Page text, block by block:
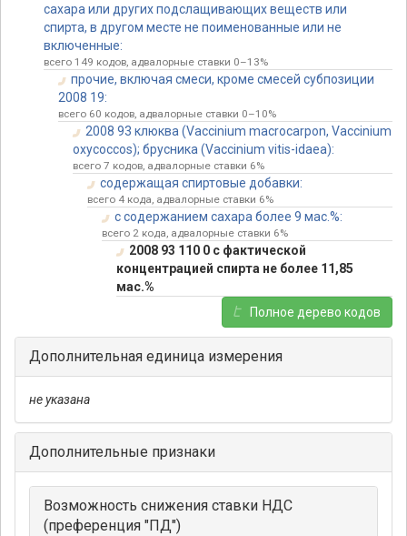
сахара или других подслащивающих веществ или
спирта, в другом месте не поименованные или не
включенные:
всего 149 кодов, адвалорные ставки 0–13%
прочие, включая смеси, кроме смесей субпозиции
2008 19:
всего 60 кодов, адвалорные ставки 0–10%
2008 93 клюква (Vaccinium macrocarpon, Vaccinium
oxycoccos); брусника (Vaccinium vitis-idaea):
всего 7 кодов, адвалорные ставки 6%
содержащая спиртовые добавки:
всего 4 кода, адвалорные ставки 6%
с содержанием сахара более 9 мас.%:
всего 2 кода, адвалорные ставки 6%
2008 93 110 0 с фактической
концентрацией спирта не более 11,85
мас.%
Полное дерево кодов
Дополнительная единица измерения
не указана
Дополнительные признаки
Возможность снижения ставки НДС
(преференция "ПД")